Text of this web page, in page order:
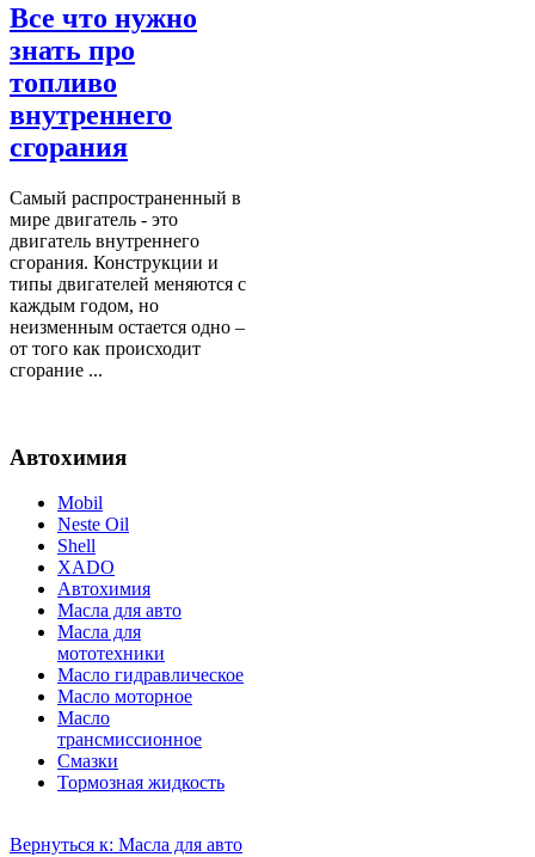
Все что нужно
знать про
топливо
внутреннего
сгорания
Самый распространенный в
мире двигатель - это
двигатель внутреннего
сгорания. Конструкции и
типы двигателей меняются с
каждым годом, но
неизменным остается одно –
от того как происходит
сгорание ...
Автохимия
Mobil
Neste Oil
Shell
XADO
Автохимия
Масла для авто
Масла для
мототехники
Масло гидравлическое
Масло моторное
Масло
трансмиссионное
Смазки
Тормозная жидкость
Вернуться к: Масла для авто